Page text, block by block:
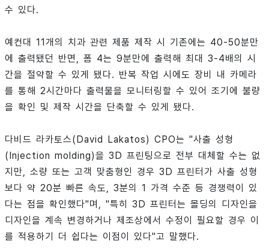
수 있다.
예컨대 11개의 치과 관련 제품 제작 시 기존에는 40-50분만
에 출력됐던 반면, 폼 4는 9분만에 출력해 최대 3-4배의 시
간을 절약할 수 있게 됐다. 반복 작업 시에도 장비 내 카메라
를 통해 2시간마다 출력물을 모니터링할 수 있어 조기에 불량
을 확인 및 제작 시간을 단축할 수 있게 됐다.
다비드 라카토스(David Lakatos) CPO는 "사출 성형
(Injection molding)을 3D 프린팅으로 전부 대체할 수는 없
지만, 소량 또는 고객 맞춤형인 경우 3D 프린터가 사출 성형
보다 약 20분 빠른 속도, 3분의 1 가격 수준 등 경쟁력이 있
다는 점을 확인했다"며, "특히 3D 프린터는 몰딩의 디자인을
디자인을 계속 변경하거나 제조상에서 수정이 필요할 경우 이
를 적용하기 더 쉽다는 이점이 있다"고 말했다.